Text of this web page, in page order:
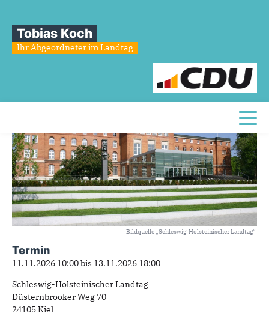
Tobias Koch
Ihr Abgeordneter im Landtag
Sie sind hier
PlenarsitzungdesSchleswig-
HolsteinischenLandtages
Bildquelle „Schleswig-Holsteinischer Landtag“
Termin
11.11.2026 10:00bis 13.11.2026 18:00
Schleswig-Holsteinischer Landtag
Düsternbrooker Weg 70
24105 Kiel